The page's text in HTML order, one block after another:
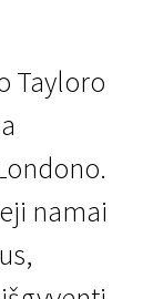
Tayloro
namai